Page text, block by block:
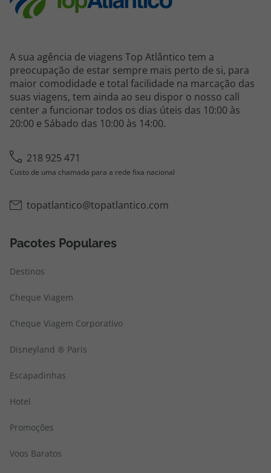
A sua agência de viagens Top Atlântico tem a
preocupação de estar sempre mais perto de si, para
maior comodidade e total facilidade na marcação das
suas viagens, tem ainda ao seu dispor o nosso call
center a funcionar todos os dias úteis das 10:00 às
20:00 e Sábado das 10:00 às 14:00.
218 925 471
Custo de uma chamada para a rede fixa nacional
topatlantico@topatlantico.com
Pacotes Populares
Destinos
Cheque Viagem
Cheque Viagem Corporativo
Disneyland ® Paris
Escapadinhas
Hotel
Promoções
Voos Baratos